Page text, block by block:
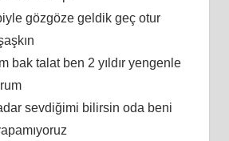
gözgöze geldik geç otur
bak talat ben 2 yıldır yengenle
sevdiğimi bilirsin oda beni